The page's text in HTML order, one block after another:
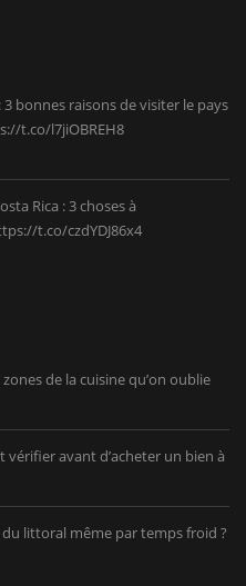
bonnes raisons de visiter le pays
t.co/l7jiOBREH8
Rica : 3 choses à
t.co/czdYDJ86x4
de la cuisine qu’on oublie
vérifier avant d’acheter un bien à
littoral même par temps froid ?